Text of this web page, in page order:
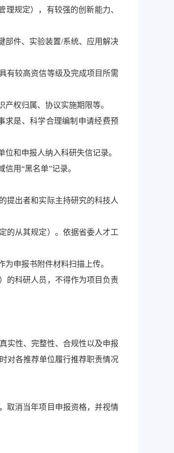
规定），有较强的创新能力、
部件、实验装置/系统、应用解决
有较高资信等级及完成项目所需
权归属、协议实施期限等。
求是、科学合理编制申请经费预
和申报人纳入科研失信记录。
用“黑名单”记录。
提出者和实际主持研究的科技人
的从其规定）。依据省委人才工
申报书附件材料扫描上传。
的科研人员，不得作为项目负责
实性、完整性、合规性以及申报
对各推荐单位履行推荐职责情况
取消当年项目申报资格，并视情